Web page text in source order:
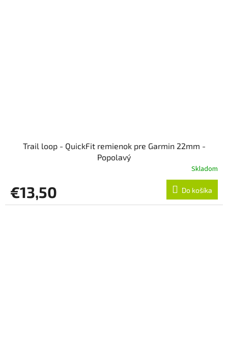
Trail loop - QuickFit remienok pre Garmin 22mm -
Popolavý
Skladom
€13,50 Do košíka